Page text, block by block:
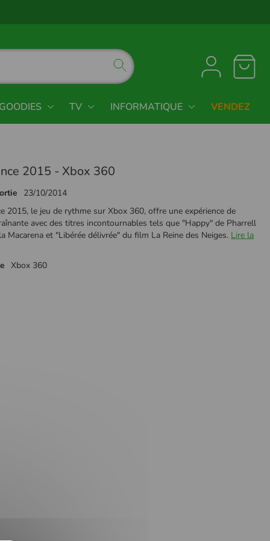
TV INFORMATIQUE VENDEZ
2015 - Xbox 360
23/10/2014
2015, le jeu de rythme sur Xbox 360, offre une expérience de
avec des titres incontournables tels que "Happy" de Pharrell
Macarena et "Libérée délivrée" du film La Reine des Neiges. Lire la
Xbox 360